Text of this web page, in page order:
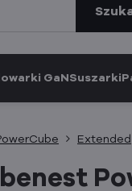
GaN Suszarki
Extended